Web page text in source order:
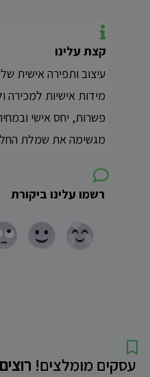
קצת עלינו
עיצוב ותפירה אישית
מידות אישיות למכירה
פשרות, יחס אישי
מגשימה את שמלת
רשמו עלינו ביקורת
עסקים מומלצים!